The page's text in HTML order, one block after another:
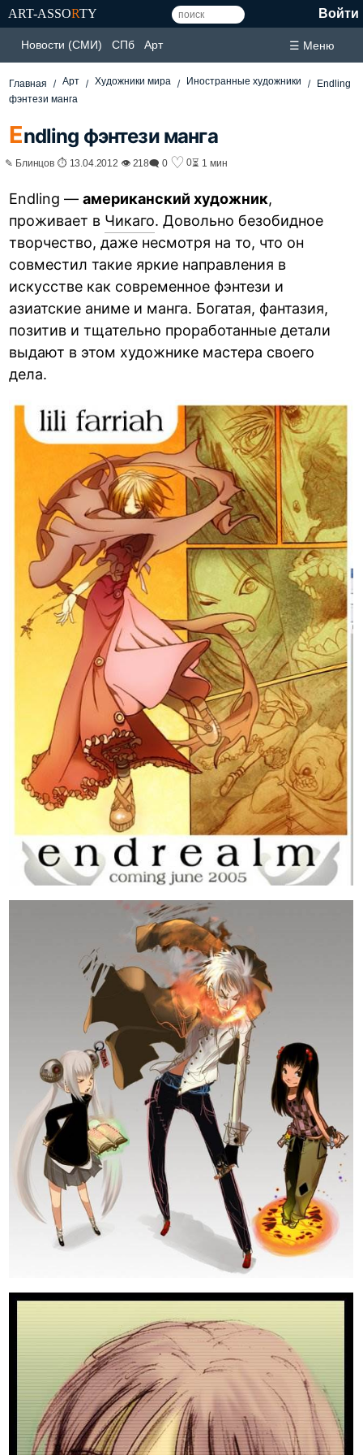
ART-ASSORTY Войти
Новости (СМИ) СПб Арт ☰ Меню
Главная Арт Художники мира Иностранные художники
Endling
фэнтези манга
Endling фэнтези манга
✎ Блинцов ⏱ 13.04.2012 👁 218🗨 0 ♡ 0⏳ 1 мин
Endling —американский художник,
проживает в Чикаго. Довольно безобидное
творчество, даже несмотря на то, что он
совместил такие яркие направления в
искусстве как современное фэнтези и
азиатские аниме и манга. Богатая, фантазия,
позитив и тщательно проработанные детали
выдают в этом художнике мастера своего
дела.